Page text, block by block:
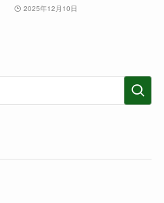
2025年12月10日